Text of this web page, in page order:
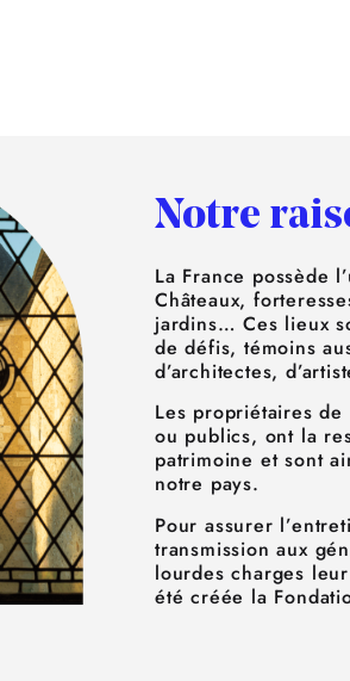
Notre
La France possède
Châteaux,
jardins… Ces lieux
de défis, témoins
d’architectes,
Les propriétaires
ou publics, ont la
patrimoine et sont
notre pays.
Pour assurer
transmission aux
lourdes charges
été créée la